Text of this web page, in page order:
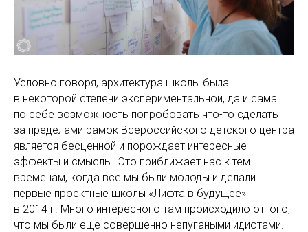
Условно говоря, архитектура школы была
в некоторой степени экспериментальной, да и сама
по себе возможность попробовать что-то сделать
за пределами рамок Всероссийского детского центра
является бесценной и порождает интересные
эффекты и смыслы. Это приближает нас к тем
временам, когда все мы были молоды и делали
первые проектные школы «Лифта в будущее»
в 2014 г. Много интересного там происходило оттого,
что мы были еще совершенно непугаными идиотами.